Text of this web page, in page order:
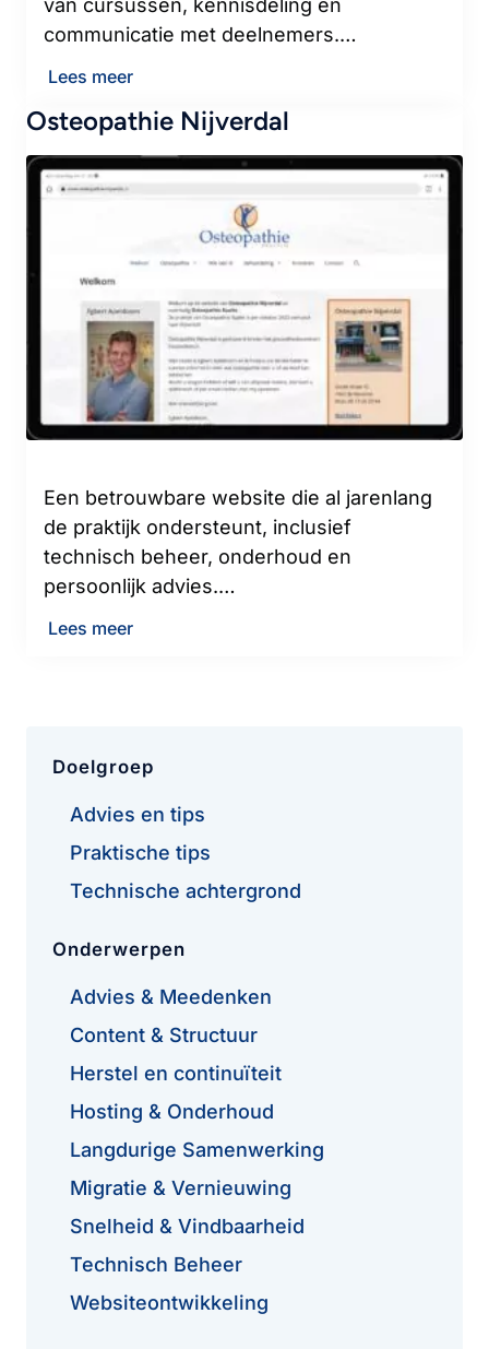
van cursussen, kennisdeling en
communicatie met deelnemers.…
Lees meer
Osteopathie Nijverdal
Een betrouwbare website die al jarenlang
de praktijk ondersteunt, inclusief
technisch beheer, onderhoud en
persoonlijk advies.…
Lees meer
Doelgroep
Advies en tips
Praktische tips
Technische achtergrond
Onderwerpen
Advies & Meedenken
Content & Structuur
Herstel en continuïteit
Hosting & Onderhoud
Langdurige Samenwerking
Migratie & Vernieuwing
Snelheid & Vindbaarheid
Technisch Beheer
Websiteontwikkeling